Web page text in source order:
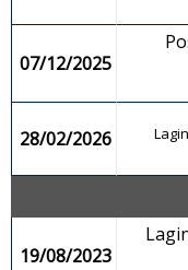
07/12/2025
28/02/2026
19/08/2023